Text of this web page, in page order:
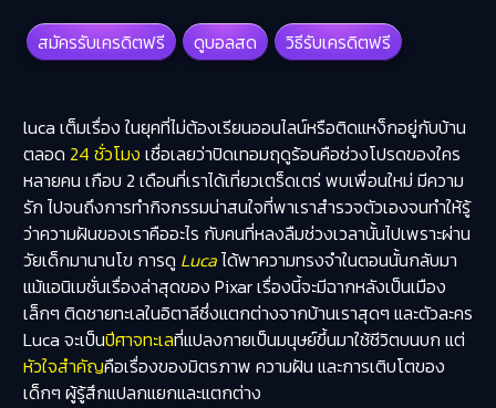
สมัครรับเครดิตฟรี ดูบอลสด วิธีรับเครดิตฟรี
luca เต็มเรื่อง ในยุคที่ไม่ต้องเรียนออนไลน์หรือติดแหง็กอยู่กับบ้าน
ตลอด 24 ชั่วโมง เชื่อเลยว่าปิดเทอมฤดูร้อนคือช่วงโปรดของใคร
หลายคน เกือบ 2 เดือนที่เราได้เที่ยวเตร็ดเตร่ พบเพื่อนใหม่ มีความ
รัก ไปจนถึงการทำกิจกรรมน่าสนใจที่พาเราสำรวจตัวเองจนทำให้รู้
ว่าความฝันของเราคืออะไร กับคนที่หลงลืมช่วงเวลานั้นไปเพราะผ่าน
วัยเด็กมานานโข การดู Lucaได้พาความทรงจำในตอนนั้นกลับมา
แม้แอนิเมชั่นเรื่องล่าสุดของ Pixar เรื่องนี้จะมีฉากหลังเป็นเมือง
เล็กๆ ติดชายทะเลในอิตาลีซึ่งแตกต่างจากบ้านเราสุดๆ และตัวละคร
Luca จะเป็นปีศาจทะเลที่แปลงกายเป็นมนุษย์ขึ้นมาใช้ชีวิตบนบก แต่
หัวใจสำคัญคือเรื่องของมิตรภาพ ความฝัน และการเติบโตของ
เด็กๆ ผู้รู้สึกแปลกแยกและแตกต่าง